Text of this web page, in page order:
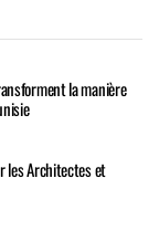
la manière
les Architectes et